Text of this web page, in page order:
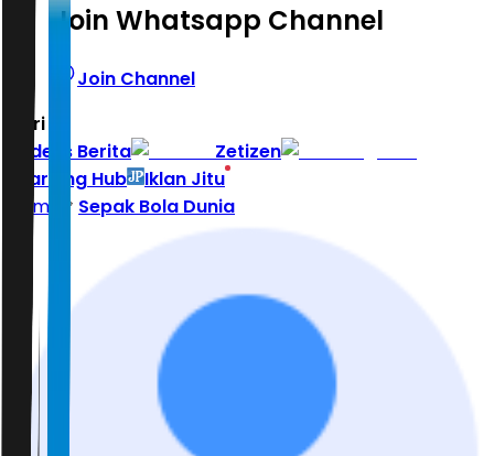
Join Whatsapp Channel
Join Channel
Hari ini
Indeks Berita
Zetizen
Learning Hub
Iklan Jitu
Home
Sepak Bola Dunia